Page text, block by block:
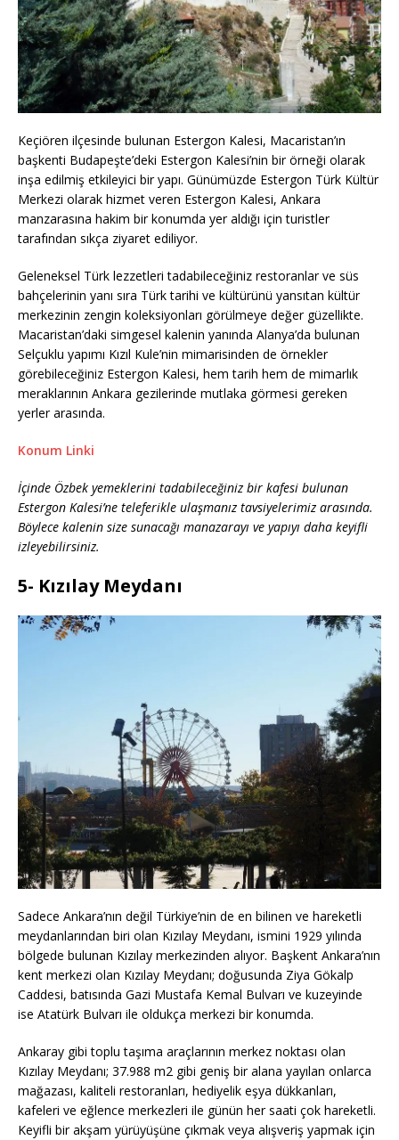
Keçiören ilçesinde bulunan Estergon Kalesi, Macaristan’ın
başkenti Budapeşte’deki Estergon Kalesi’nin bir örneği olarak
inşa edilmiş etkileyici bir yapı. Günümüzde Estergon Türk Kültür
Merkezi olarak hizmet veren Estergon Kalesi, Ankara
manzarasına hakim bir konumda yer aldığı için turistler
tarafından sıkça ziyaret ediliyor.
Geleneksel Türk lezzetleri tadabileceğiniz restoranlar ve süs
bahçelerinin yanı sıra Türk tarihi ve kültürünü yansıtan kültür
merkezinin zengin koleksiyonları görülmeye değer güzellikte.
Macaristan’daki simgesel kalenin yanında Alanya’da bulunan
Selçuklu yapımı Kızıl Kule’nin mimarisinden de örnekler
görebileceğiniz Estergon Kalesi, hem tarih hem de mimarlık
meraklarının Ankara gezilerinde mutlaka görmesi gereken
yerler arasında.
Konum Linki
İçinde Özbek yemeklerini tadabileceğiniz bir kafesi bulunan
Estergon Kalesi’ne teleferikle ulaşmanız tavsiyelerimiz arasında.
Böylece kalenin size sunacağı manazarayı ve yapıyı daha keyifli
izleyebilirsiniz.
5- Kızılay Meydanı
Sadece Ankara’nın değil Türkiye’nin de en bilinen ve hareketli
meydanlarından biri olan Kızılay Meydanı, ismini 1929 yılında
bölgede bulunan Kızılay merkezinden alıyor. Başkent Ankara’nın
kent merkezi olan Kızılay Meydanı; doğusunda Ziya Gökalp
Caddesi, batısında Gazi Mustafa Kemal Bulvarı ve kuzeyinde
ise Atatürk Bulvarı ile oldukça merkezi bir konumda.
Ankaray gibi toplu taşıma araçlarının merkez noktası olan
Kızılay Meydanı; 37.988 m2 gibi geniş bir alana yayılan onlarca
mağazası, kaliteli restoranları, hediyelik eşya dükkanları,
kafeleri ve eğlence merkezleri ile günün her saati çok hareketli.
Keyifli bir akşam yürüyüşüne çıkmak veya alışveriş yapmak için